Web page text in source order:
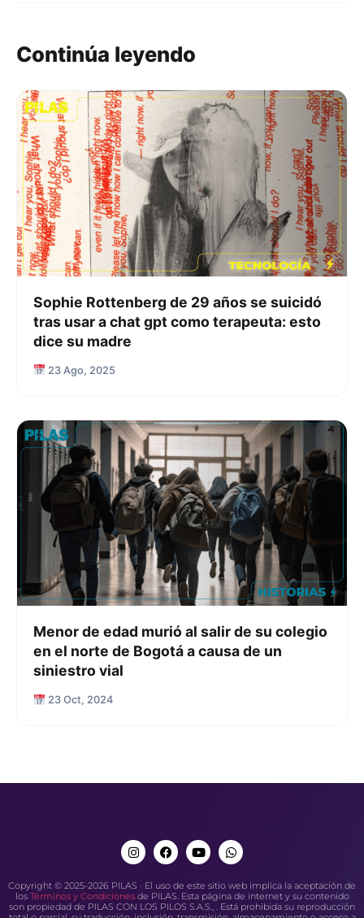
Continúa leyendo
Sophie Rottenberg de 29 años se suicidó
tras usar a chat gpt como terapeuta: esto
dice su madre
23 Ago, 2025
Menor de edad murió al salir de su colegio
en el norte de Bogotá a causa de un
siniestro vial
23 Oct, 2024
Copyright © 2025-2026 PILAS · El uso de este sitio web implica la aceptación de
los Términos y Condicionesde PILAS. Esta página de internet y su contenido
son propiedad de PILAS CON LOS PILOS S.A.S., . Está prohibida su reproducción